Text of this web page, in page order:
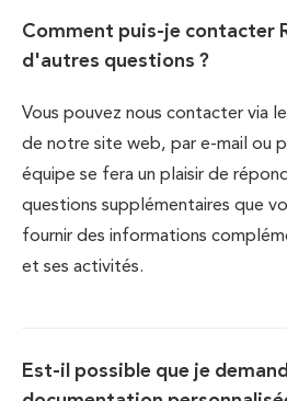
Comment puis-je contacter
d'autres questions ?
Vous pouvez nous contacter via
de notre site web, par e-mail ou
équipe se fera un plaisir de
questions supplémentaires que
fournir des informations
et ses activités.
Est-il possible que je